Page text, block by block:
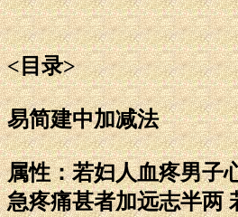
<目录>
易简建中加减法
属性：若妇人血疼男子
急疼痛甚者加远志半两